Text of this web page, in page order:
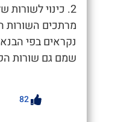
2. כינוי
מרתכים השורות
נקראים בפי
שמם גם שורות
82